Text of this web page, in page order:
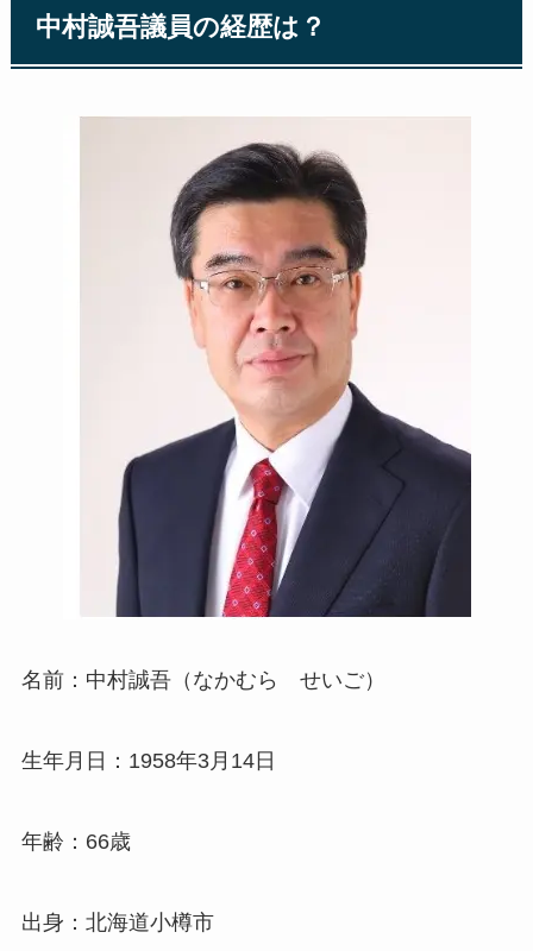
中村誠吾議員の経歴は？
名前：中村誠吾（なかむら せいご）
生年月日：1958年3月14日
年齢：66歳
出身：北海道小樽市